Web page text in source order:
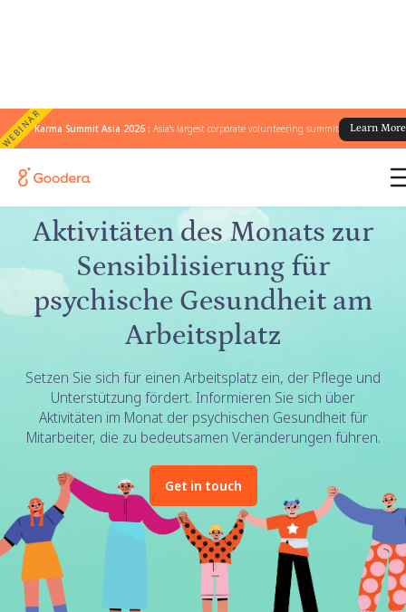
WEBINARKarma Summit Asia 2026 :Asia's largest corporate volunteering summit Learn More
← Alle Kampagnen/
Monat des Bewusstseins für psychische Gesundheit
Aktivitäten des Monats zur
Sensibilisierung für
psychische Gesundheit am
Arbeitsplatz
Setzen Sie sich für einen Arbeitsplatz ein, der Pflege und
Unterstützung fördert. Informieren Sie sich über
Aktivitäten im Monat der psychischen Gesundheit für
Mitarbeiter, die zu bedeutsamen Veränderungen führen.
Get in touch